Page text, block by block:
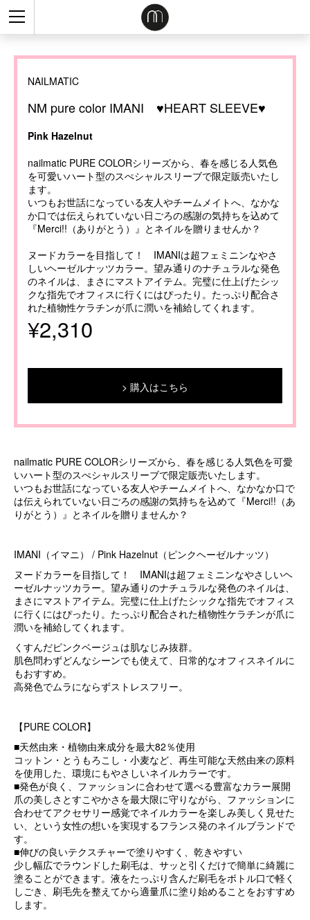
NAILMATIC
NM pure color IMANI ♥HEART SLEEVE♥
Pink Hazelnut
nailmatic PURE COLORシリーズから、春を感じる人気色
を可愛いハート型のスぺシャルスリーブで限定販売いたし
ます。
いつもお世話になっている友人やチームメイトへ、なかな
か口では伝えられていない日ごろの感謝の気持ちを込めて
『Merci!!（ありがとう）』とネイルを贈りませんか？
ヌードカラーを目指して！ IMANIは超フェミニンなやさ
しいヘーゼルナッツカラー。望み通りのナチュラルな発色
のネイルは、まさにマストアイテム。完璧に仕上げたシッ
クな指先でオフィスに行くにはぴったり。たっぷり配合さ
れた植物性ケラチンが爪に潤いを補給してくれます。
¥2,310
購入はこちら
nailmatic PURE COLORシリーズから、春を感じる人気色を可愛
いハート型のスぺシャルスリーブで限定販売いたします。
いつもお世話になっている友人やチームメイトへ、なかなか口で
は伝えられていない日ごろの感謝の気持ちを込めて『Merci!!（あ
りがとう）』とネイルを贈りませんか？
IMANI（イマニ） / Pink Hazelnut（ピンクヘーゼルナッツ）
ヌードカラーを目指して！ IMANIは超フェミニンなやさしいヘ
ーゼルナッツカラー。望み通りのナチュラルな発色のネイルは、
まさにマストアイテム。完璧に仕上げたシックな指先でオフィス
に行くにはぴったり。たっぷり配合された植物性ケラチンが爪に
潤いを補給してくれます。
くすんだピンクベージュは肌なじみ抜群。
肌色問わずどんなシーンでも使えて、日常的なオフィスネイルに
もおすすめ。
高発色でムラにならずストレスフリー。
【PURE COLOR】
■天然由来・植物由来成分を最大82％使用
コットン・とうもろこし・小麦など、再生可能な天然由来の原料
を使用した、環境にもやさしいネイルカラーです。
■発色が良く、ファッションに合わせて選べる豊富なカラー展開
爪の美しさとすこやかさを最大限に守りながら、ファッションに
合わせてアクセサリー感覚でネイルカラーを楽しみ美しく見せた
い、という女性の想いを実現するフランス発のネイルブランドで
す。
■伸びの良いテクスチャーで塗りやすく、乾きやすい
少し幅広でラウンドした刷毛は、サッと引くだけで簡単に綺麗に
塗ることができます。液をたっぷり含んだ刷毛をボトル口で軽く
しごき、刷毛先を整えてから適量爪に塗り始めることをおすすめ
します。